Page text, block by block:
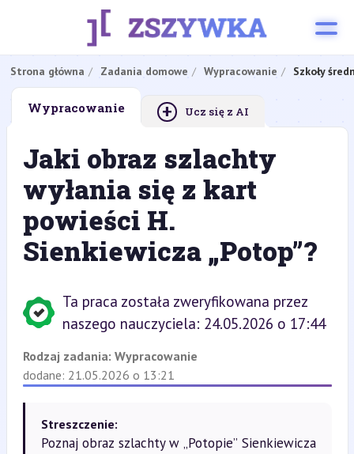
Strona główna Zadania domowe Wypracowanie Szkoły
Wypracowanie + Ucz się z AI
Jaki obraz szlachty
wyłania się z kart
powieści H.
Sienkiewicza „Potop”?
Ta praca została zweryfikowana przez
naszego nauczyciela: 24.05.2026 o 17:44
Rodzaj zadania: Wypracowanie
dodane: 21.05.2026 o 13:21
Streszczenie:
Poznaj obraz szlachty w „Potopie” Sienkiewicza